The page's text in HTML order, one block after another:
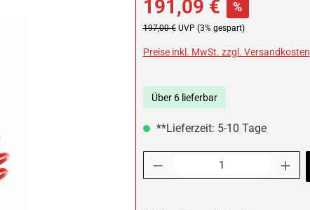
191,09 € %
Regulärer Preis:
197,00 € UVP (3% gespart)
Preise inkl. MwSt. zzgl. Versandkosten
Über 6 lieferbar
**Lieferzeit: 5-10 Tage